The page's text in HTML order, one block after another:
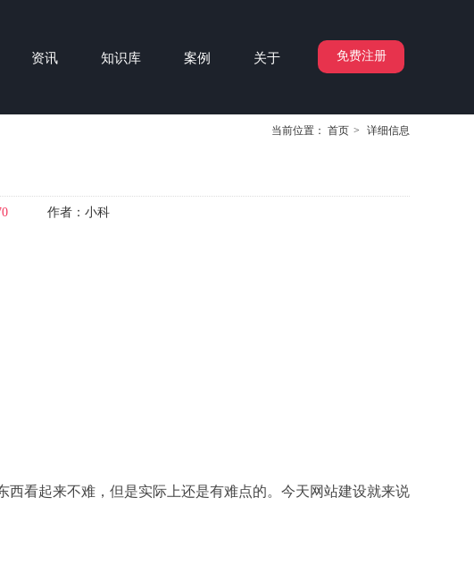
免费注册
资讯 知识库 案例 关于
当前位置： 首页 > 详细信息
作者： 小科
看起来不难，但是实际上还是有难点的。今天网站建设就来说